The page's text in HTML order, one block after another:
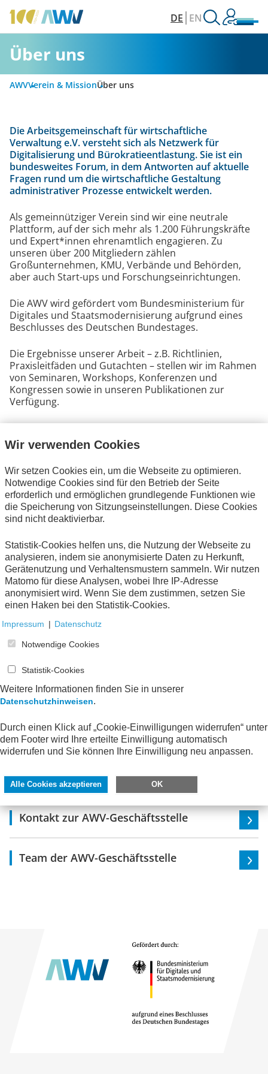
DE EN
Über uns
AWVVerein & MissionÜber uns
Die Arbeitsgemeinschaft für wirtschaftliche
Verwaltung e.V. versteht sich als Netzwerk für
Digitalisierung und Bürokratieentlastung. Sie ist ein
bundesweites Forum, in dem Antworten auf aktuelle
Fragen rund um die wirtschaftliche Gestaltung
administrativer Prozesse entwickelt werden.
Als gemeinnütziger Verein sind wir eine neutrale
Plattform, auf der sich mehr als 1.200 Führungskräfte
und Expert*innen ehrenamtlich engagieren. Zu
unseren über 200 Mitgliedern zählen
Großunternehmen, KMU, Verbände und Behörden,
aber auch Start-ups und Forschungseinrichtungen.
Die AWV wird gefördert vom Bundesministerium für
Digitales und Staatsmodernisierung aufgrund eines
Beschlusses des Deutschen Bundestages.
Die Ergebnisse unserer Arbeit – z.B. Richtlinien,
Praxisleitfäden und Gutachten – stellen wir im Rahmen
von Seminaren, Workshops, Konferenzen und
Kongressen sowie in unseren Publikationen zur
Verfügung.
Satzung
PDF•206 KB
Tätigkeitsbericht 2025
PDF •870 KB
Imagebroschüre
Kontakt zur AWV-Geschäftsstelle
Team der AWV-Geschäftsstelle
Wir verwenden Cookies
Wir setzen Cookies ein, um die Webseite zu optimieren.
Notwendige Cookies sind für den Betrieb der Seite
erforderlich und ermöglichen grundlegende Funktionen wie
die Speicherung von Sitzungseinstellungen. Diese Cookies
sind nicht deaktivierbar.
Statistik-Cookies helfen uns, die Nutzung der Webseite zu
analysieren, indem sie anonymisierte Daten zu Herkunft,
Gerätenutzung und Verhaltensmustern sammeln. Wir nutzen
Matomo für diese Analysen, wobei Ihre IP-Adresse
anonymisiert wird. Wenn Sie dem zustimmen, setzen Sie
einen Haken bei den Statistik-Cookies.
Impressum | Datenschutz
Notwendige Cookies
Statistik-Cookies
Weitere Informationen finden Sie in unserer
Datenschutzhinweisen.
Durch einen Klick auf „Cookie-Einwilligungen widerrufen“ unter
dem Footer wird Ihre erteilte Einwilligung automatisch
widerrufen und Sie können Ihre Einwilligung neu anpassen.
Alle Cookies akzeptieren OK